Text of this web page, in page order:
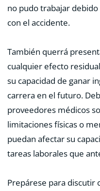
no pudo trabajar
con el accidente.
También querrá
cualquier efecto
su capacidad de ganar
carrera en el futuro.
proveedores médicos
limitaciones físicas o
puedan afectar su
tareas laborales que
Prepárese para discutir